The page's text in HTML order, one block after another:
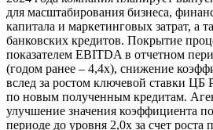
для масштабирования бизнеса,
капитала и маркетинговых затрат, а
банковских кредитов. Покрытие
показателем EBITDA в отчетном
(годом ранее – 4,4х), снижение
вслед за ростом ключевой ставки
по новым полученным кредитам.
улучшение значения коэффициента
периоде до уровня 2,0х за счет роста